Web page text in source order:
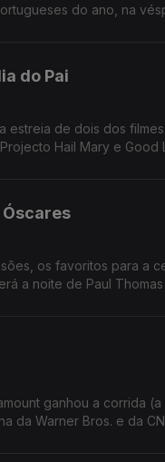
do ano, na
do Pai
estreia de dois dos
Hail Mary e Good
os favoritos para a
a noite de Paul
ganhou a corrida
da Warner Bros. e da